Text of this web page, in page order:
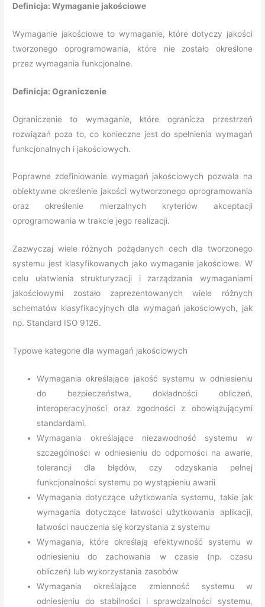
Definicja: Wymaganie jakościowe
Wymaganie jakościowe to wymaganie, które dotyczy jakości
tworzonego oprogramowania, które nie zostało określone
przez wymagania funkcjonalne.
Definicja: Ograniczenie
Ograniczenie to wymaganie, które ogranicza przestrzeń
rozwiązań poza to, co konieczne jest do spełnienia wymagań
funkcjonalnych i jakościowych.
Poprawne zdefiniowanie wymagań jakościowych pozwala na
obiektywne określenie jakości wytworzonego oprogramowania
oraz określenie mierzalnych kryteriów akceptacji
oprogramowania w trakcie jego realizacji.
Zazwyczaj wiele różnych pożądanych cech dla tworzonego
systemu jest klasyfikowanych jako wymaganie jakościowe. W
celu ułatwienia strukturyzacji i zarządzania wymaganiami
jakościowymi zostało zaprezentowanych wiele różnych
schematów klasyfikacyjnych dla wymagań jakościowych, jak
np. Standard ISO 9126.
Typowe kategorie dla wymagań jakościowych
Wymagania określające jakość systemu w odniesieniu
do bezpieczeństwa, dokładności obliczeń,
interoperacyjności oraz zgodności z obowiązującymi
standardami.
Wymagania określające niezawodność systemu w
szczególności w odniesieniu do odporności na awarie,
tolerancji dla błędów, czy odzyskania pełnej
funkcjonalności systemu po wystąpieniu awarii
Wymagania dotyczące użytkowania systemu, takie jak
wymagania dotyczące łatwości użytkowania aplikacji,
łatwości nauczenia się korzystania z systemu
Wymagania, które określają efektywność systemu w
odniesieniu do zachowania w czasie (np. czasu
obliczeń) lub wykorzystania zasobów
Wymagania określające zmienność systemu w
odniesieniu do stabilności i sprawdzalności systemu,